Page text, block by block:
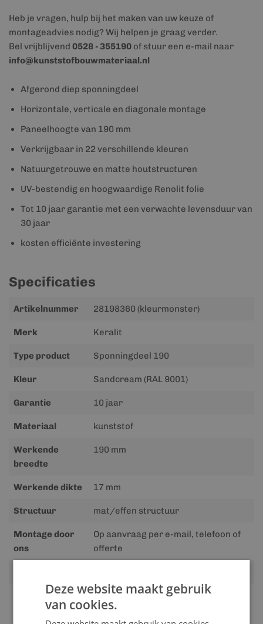
Heb je vragen, hulp bij het maken van uw keuze of
montageadvies nodig? Wij helpen je graag verder.
Bel vrijblijvend 0528 - 355190 of stuur een e-mail naar
info@kunststofbouwmateriaal.nl
Afgerond diep sponningdeel
Horizontale, verticale en diagonale montage
Paneelhoogte van 190 mm
Verkrijgbaar in 22 verschillende kleuren
Natuurgetrouwe en matte houtstructuren
UV-bestendig en hoogwaardige Renolit folie
Tot 10 jaar garantie met een verwachte levensduur van
30 jaar
kosten efficiënte investering
Specificaties
Meer
Artikelnummer 28198360 (kleurmonster)
Merk Keralit
Type product Sponningdeel 190
Kleur Sandcream (RAL 9001)
Garantie 10 jaar
Materiaal kunststof
Werkende
breedte
190 mm
Werkende dikte 17 mm
Structuur mat/effen structuur
Montage door
ons
Op aanvraag per e-mail, telefoon of
offerte
Deze website maakt gebruik
van cookies.